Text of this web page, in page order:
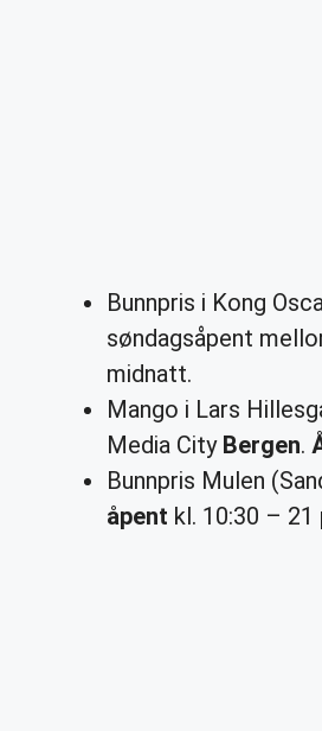
Bunnpris i Kong
søndagsåpent
midnatt.
Mango i Lars
Media City Bergen.
Bunnpris Mulen
åpent kl. 10:30 – 21